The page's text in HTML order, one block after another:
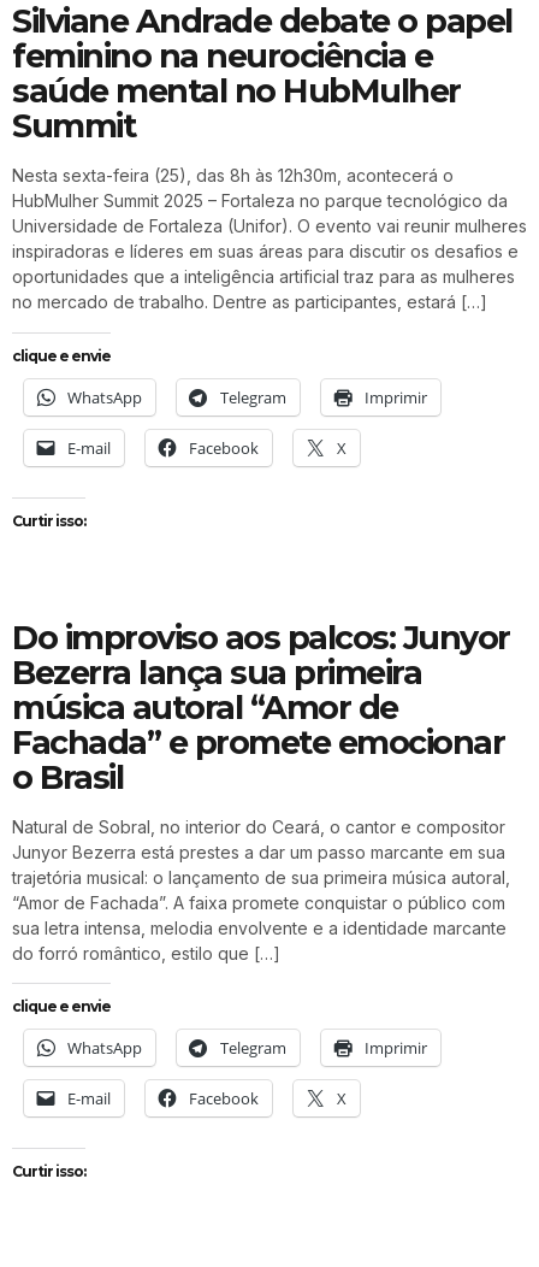
Silviane Andrade debate o papel
feminino na neurociência e
saúde mental no HubMulher
Summit
Nesta sexta-feira (25), das 8h às 12h30m, acontecerá o
HubMulher Summit 2025 – Fortaleza no parque tecnológico da
Universidade de Fortaleza (Unifor). O evento vai reunir mulheres
inspiradoras e líderes em suas áreas para discutir os desafios e
oportunidades que a inteligência artificial traz para as mulheres
no mercado de trabalho. Dentre as participantes, estará […]
clique e envie
WhatsApp Telegram Imprimir
E-mail Facebook X
Curtir isso:
Do improviso aos palcos: Junyor
Bezerra lança sua primeira
música autoral “Amor de
Fachada” e promete emocionar
o Brasil
Natural de Sobral, no interior do Ceará, o cantor e compositor
Junyor Bezerra está prestes a dar um passo marcante em sua
trajetória musical: o lançamento de sua primeira música autoral,
“Amor de Fachada”. A faixa promete conquistar o público com
sua letra intensa, melodia envolvente e a identidade marcante
do forró romântico, estilo que […]
clique e envie
WhatsApp Telegram Imprimir
E-mail Facebook X
Curtir isso: